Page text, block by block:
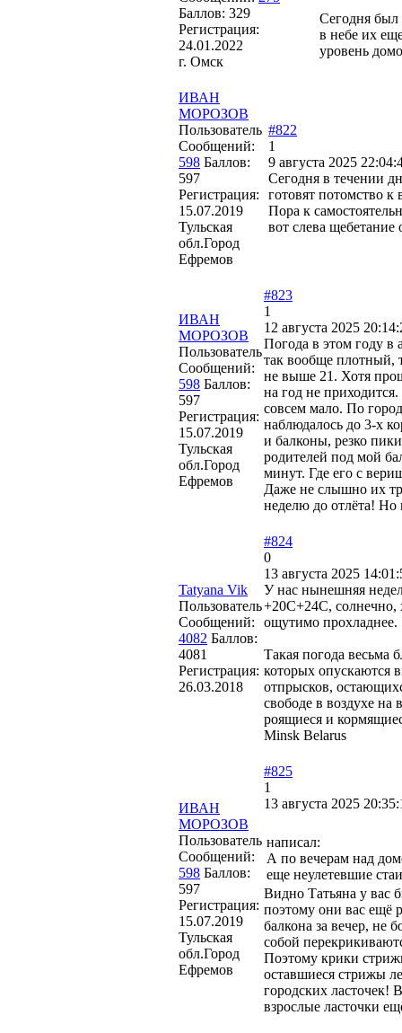
Баллов: 329
Регистрация:
24.01.2022
г. Омск
Сегодня был
в небе их
уровень
ИВАН
МОРОЗОВ
Пользователь
Сообщений:
598 Баллов:
597
Регистрация:
15.07.2019
Тульская
обл.Город
Ефремов
#822
1
9 августа 2025
Сегодня в течении
готовят потомство
Пора к
вот слева
ИВАН
МОРОЗОВ
Пользователь
Сообщений:
598 Баллов:
597
Регистрация:
15.07.2019
Тульская
обл.Город
Ефремов
#823
1
12 августа 2025
Погода в этом году в
так вообще плотный,
не выше 21. Хотя
на год не
совсем мало. По
наблюдалось до 3-х
и балконы, резко
родителей под мой
минут. Где его с
Даже не слышно их
неделю до отлёта! Но
Tatyana Vik
Пользователь
Сообщений:
4082 Баллов:
4081
Регистрация:
26.03.2018
#824
0
13 августа 2025
У нас нынешняя
+20С+24С, солнечно,
Такая погода весьма
которых опускаются
отпрысков,
свободе в воздухе
роящиеся и
Minsk Belarus
ИВАН
МОРОЗОВ
Пользователь
Сообщений:
598 Баллов:
597
Регистрация:
15.07.2019
Тульская
обл.Город
Ефремов
#825
1
13 августа 2025
написал:
А по вечерам над
еще неулетевшие
Видно Татьяна у вас
поэтому они вас ещё
балкона за вечер, не
собой
Поэтому крики
оставшиеся стрижы
городских ласточек!
взрослые ласточки